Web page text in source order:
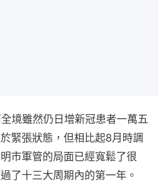
境雖然仍日增新冠患者一萬五
緊張狀態，但相比起8月時調
市軍管的局面已經寬鬆了很
了十三大周期內的第一年。